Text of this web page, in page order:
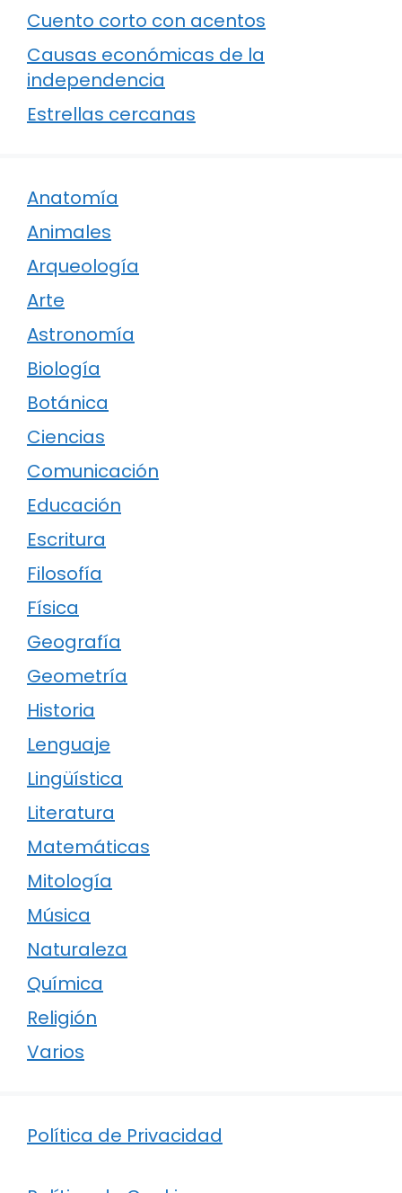
Cuento corto con acentos
Causas económicas de la
independencia
Estrellas cercanas
Anatomía
Animales
Arqueología
Arte
Astronomía
Biología
Botánica
Ciencias
Comunicación
Educación
Escritura
Filosofía
Física
Geografía
Geometría
Historia
Lenguaje
Lingüística
Literatura
Matemáticas
Mitología
Música
Naturaleza
Química
Religión
Varios
Política de Privacidad